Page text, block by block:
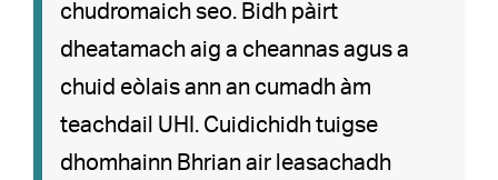
chudromaich seo. Bidh pàirt
dheatamach aig a cheannas agus a
chuid eòlais ann an cumadh àm
teachdail UHI. Cuidichidh tuigse
dhomhainn Bhrian air leasachadh